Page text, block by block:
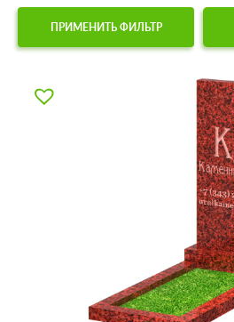
ПРИМЕНИТЬ ФИЛЬТР